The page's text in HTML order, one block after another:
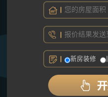
新房装修